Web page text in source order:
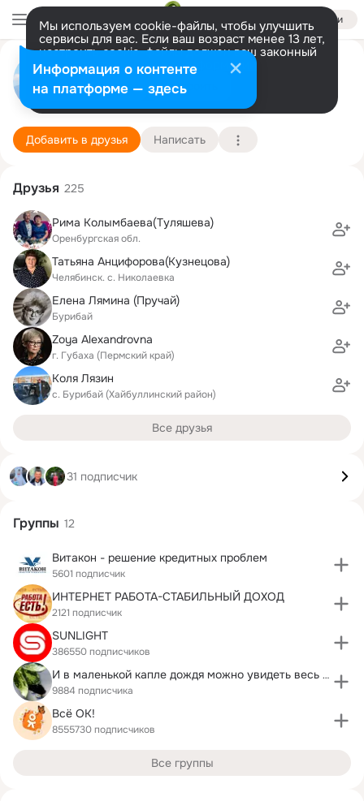
Войти
Мы используем cookie-файлы, чтобы улучшить
сервисы для вас. Если ваш возраст менее 13 лет,
настроить cookie-файлы должен ваш законный
представитель. Больше информации
Разрешить все Настроить
Василий Колбинцев
Сочи 24 февраля (67 лет)
Подробнее
Добавить в друзья Написать
Друзья 225
Рима Колымбаева(Туляшева)
Оренбургская обл.
Татьяна Анцифорова(Кузнецова)
Челябинск. с. Николаевка
Елена Лямина (Пручай)
Бурибай
Zoya Alexandrovna
г. Губаха (Пермский край)
Коля Лязин
с. Бурибай (Хайбуллинский район)
Все друзья
31 подписчик
Группы 12
Витакон - решение кредитных проблем
5601 подписчик
ИНТЕРНЕТ РАБОТА-СТАБИЛЬНЫЙ ДОХОД
2121 подписчик
SUNLIGHT
386550 подписчиков
И в маленькой капле дождя можно увидеть весь мир..
9884 подписчика
Всё ОК!
8555730 подписчиков
Все группы
Информация о контенте
на платформе — здесь